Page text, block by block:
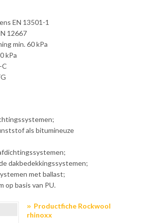
EN 13501-1
12667
min. 60 kPa
kPa
C
als bitumineuze
dakbedekkingssystemen;
met ballast;
op basis van PU.
Productfiche Rockwool
rhinoxx